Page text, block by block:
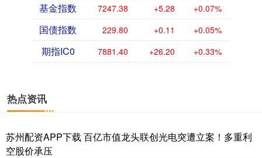
基金指数 7247.38 +5.28 +0.07%
国债指数 229.80 +0.11 +0.05%
期指IC0 7881.40 +26.20 +0.33%
热点资讯
苏州配资APP下载 百亿市值龙头联创光电突遭立案！多重利
空股价承压